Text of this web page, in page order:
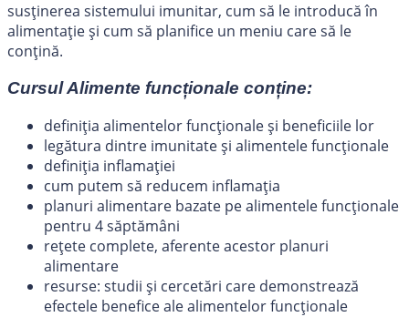
susținerea sistemului imunitar, cum să le introducă în
alimentație și cum să planifice un meniu care să le
conțină.
Cursul Alimente funcționale conține:
definiția alimentelor funcționale și beneficiile lor
legătura dintre imunitate și alimentele funcționale
definiția inflamației
cum putem să reducem inflamația
planuri alimentare bazate pe alimentele funcționale
pentru 4 săptămâni
rețete complete, aferente acestor planuri
alimentare
resurse: studii și cercetări care demonstrează
efectele benefice ale alimentelor funcționale